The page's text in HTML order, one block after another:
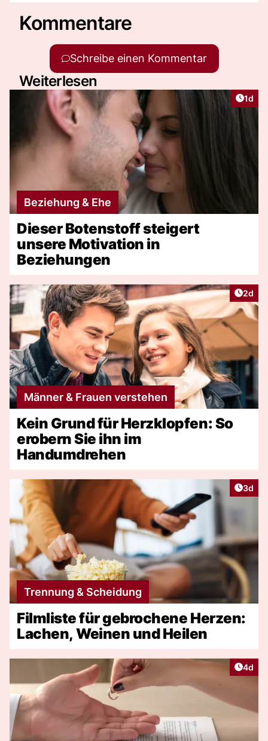
Kommentare
Schreibe einen Kommentar
Weiterlesen
1d
Beziehung & Ehe
Dieser Botenstoff steigert
unsere Motivation in
Beziehungen
2d
Männer & Frauen verstehen
Kein Grund für Herzklopfen: So
erobern Sie ihn im
Handumdrehen
3d
Trennung & Scheidung
Filmliste für gebrochene Herzen:
Lachen, Weinen und Heilen
4d